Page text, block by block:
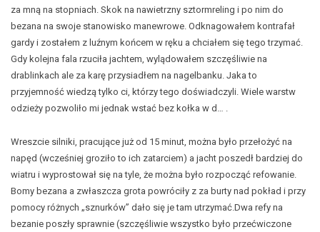
za mną na stopniach. Skok na nawietrzny sztormreling i po nim do
bezana na swoje stanowisko manewrowe. Odknagowałem kontrafał
gardy i zostałem z luźnym końcem w ręku a chciałem się tego trzymać.
Gdy kolejna fala rzuciła jachtem, wylądowałem szczęśliwie na
drablinkach ale za karę przysiadłem na nagelbanku. Jaka to
przyjemność wiedzą tylko ci, którzy tego doświadczyli. Wiele warstw
odzieży pozwoliło mi jednak wstać bez kołka w d… .
Wreszcie silniki, pracujące już od 15 minut, można było przełożyć na
napęd (wcześniej groziło to ich zatarciem) a jacht poszedł bardziej do
wiatru i wyprostował się na tyle, że można było rozpocząć refowanie.
Bomy bezana a zwłaszcza grota powróciły z za burty nad pokład i przy
pomocy różnych „sznurków” dało się je tam utrzymać.Dwa refy na
bezanie poszły sprawnie (szczęśliwie wszystko było przećwiczone